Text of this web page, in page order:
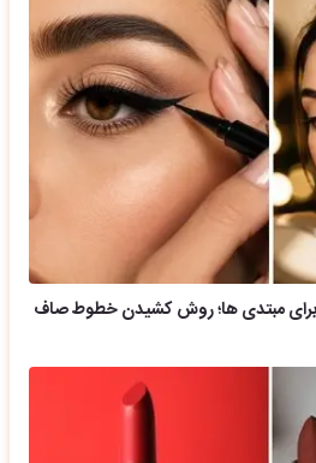
مبتدی ها؛ روش کشیدن خطوط صاف